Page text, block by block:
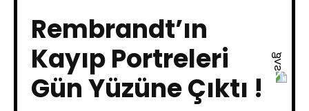
Rembrandt’ın
Kayıp Portreleri
Gün Yüzüne Çıktı !